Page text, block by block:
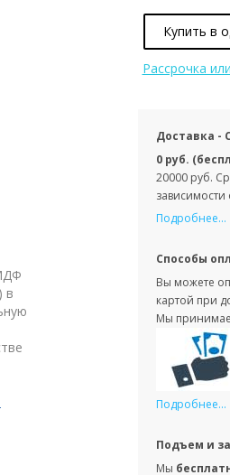
Купить в
Рассрочка
Доставка -
0 руб.
20000 руб.
зависимости
Подробнее...
Способы
Вы можете
картой при
Мы
Подробнее...
Подъем и
Мы
в